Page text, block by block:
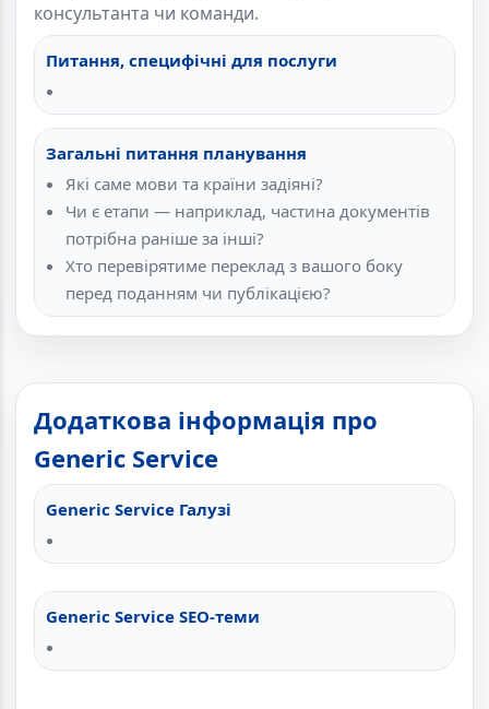
консультанта чи команди.
Питання, специфічні для послуги
Загальні питання планування
Які саме мови та країни задіяні?
Чи є етапи — наприклад, частина документів
потрібна раніше за інші?
Хто перевірятиме переклад з вашого боку
перед поданням чи публікацією?
Додаткова інформація про
Generic Service
Generic Service Галузі
Generic Service SEO-теми